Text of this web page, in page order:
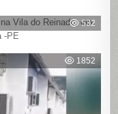
532
Vila do Reinado, em
-PE
1852